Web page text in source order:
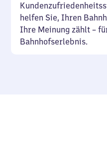
helfen Sie, Ihren
Ihre Meinung zählt –
Bahnhofserlebnis.